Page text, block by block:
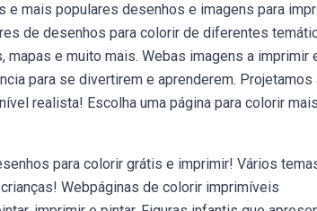
mais populares desenhos e imagens para
de desenhos para colorir de diferentes
e muito mais. Webas imagens a imprimir
para se divertirem e aprenderem. Projetamos
realista! Escolha uma página para colorir
para colorir grátis e imprimir! Vários
Webpáginas de colorir imprimíveis